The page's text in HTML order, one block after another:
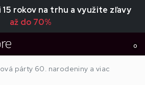
15 rokov na trhu a využite zľavy
až do 70%
0
párty 60. narodeniny a viac